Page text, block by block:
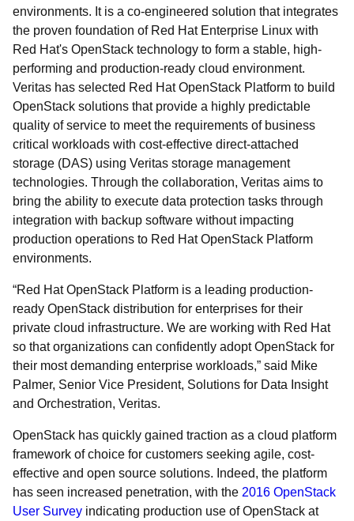
environments. It is a co-engineered solution that integrates
the proven foundation of Red Hat Enterprise Linux with
Red Hat's OpenStack technology to form a stable, high-
performing and production-ready cloud environment.
Veritas has selected Red Hat OpenStack Platform to build
OpenStack solutions that provide a highly predictable
quality of service to meet the requirements of business
critical workloads with cost-effective direct-attached
storage (DAS) using Veritas storage management
technologies. Through the collaboration, Veritas aims to
bring the ability to execute data protection tasks through
integration with backup software without impacting
production operations to Red Hat OpenStack Platform
environments.
“Red Hat OpenStack Platform is a leading production-
ready OpenStack distribution for enterprises for their
private cloud infrastructure. We are working with Red Hat
so that organizations can confidently adopt OpenStack for
their most demanding enterprise workloads,” said Mike
Palmer, Senior Vice President, Solutions for Data Insight
and Orchestration, Veritas.
OpenStack has quickly gained traction as a cloud platform
framework of choice for customers seeking agile, cost-
effective and open source solutions. Indeed, the platform
has seen increased penetration, with the 2016 OpenStack
User Survey indicating production use of OpenStack at